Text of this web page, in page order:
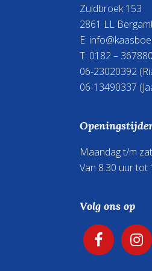
Zuidbroek 153
2861 LL
E:
T: 0182 – 367880
06-23020392
06-13490337
Maandag t/m
Van 8.30 uur tot
Volg ons op